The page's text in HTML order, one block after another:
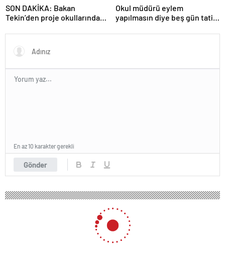
SON DAKİKA: Bakan
Tekin’den proje okullarındaki
Okul müdürü eylem
yapılmasın diye beş gün tatil
Gönder
En az 10 karakter gerekli